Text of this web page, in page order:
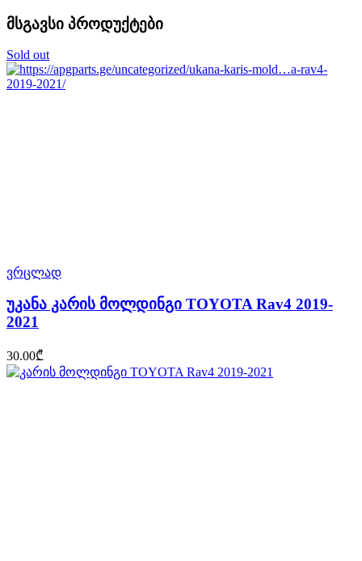
მსგავსი პროდუქტები
Sold out
ვრცლად
უკანა კარის მოლდინგი TOYOTA Rav4 2019-
2021
30.00₾